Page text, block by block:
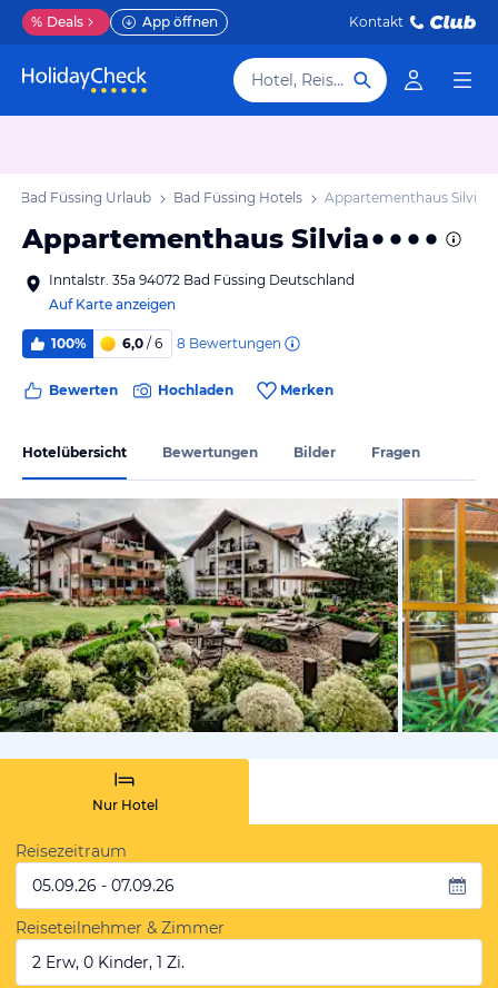
% Deals App öffnen Kontakt
Hotel, Reiseziel
Bad Füssing Urlaub Bad Füssing Hotels Appartementhaus Silvia
Appartementhaus Silvia
Inntalstr. 35a 94072 Bad Füssing Deutschland
Auf Karte anzeigen
100% 6,0 / 6 8 Bewertungen
Bewerten Hochladen Merken
Hotelübersicht Bewertungen Bilder Fragen
vom
Nur Hotel
Reisezeitraum
05.09.26 - 07.09.26
Reiseteilnehmer & Zimmer
2 Erw, 0 Kinder, 1 Zi.